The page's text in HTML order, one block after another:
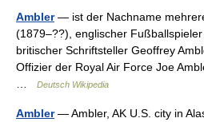
Ambler— ist der Nachname
(1879–??), englischer
britischer Schriftsteller Geoffrey
Offizier der Royal Air Force Joe
Deutsch Wikipedia
Ambler— Ambler, AK U.S. city in